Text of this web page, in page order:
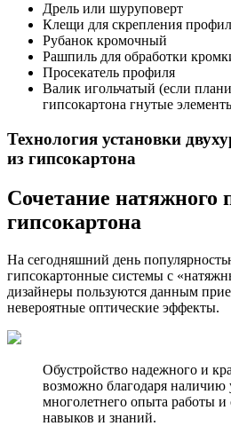
Дрель или шуруповерт
Клещи для скрепления
Рубанок кромочный
Рашпиль для обработки
Просекатель профиля
Валик игольчатый (если
гипсокартона гнутые
Технология установки
из гипсокартона
Сочетание натяжного
гипсокартона
На сегодняшний день
гипсокартонные системы с
дизайнеры пользуются данным
невероятные оптические эффекты.
Обустройство надежного и
возможно благодаря наличию
многолетнего опыта работы
навыков и знаний.